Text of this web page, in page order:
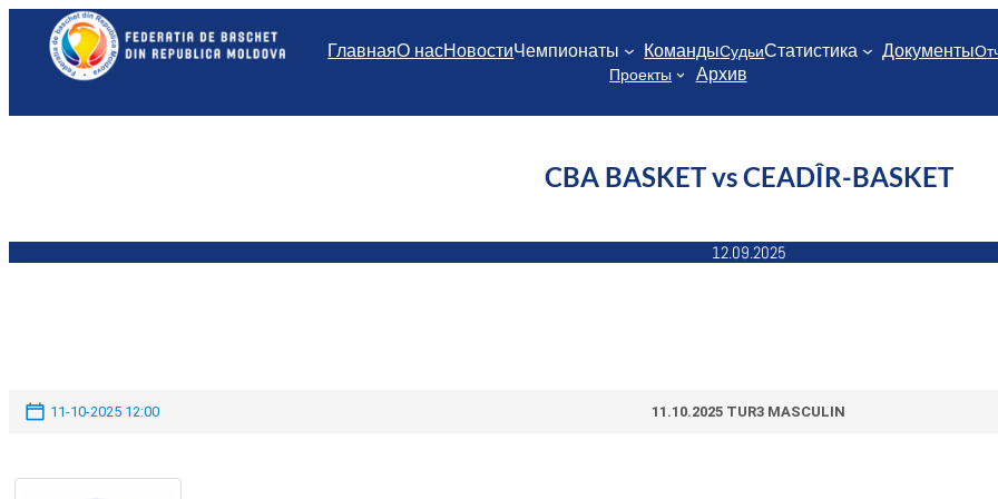
Перейти
содержимому
ГлавнаяО насНовостиЧемпионаты КомандыСудьиСтатистика Документы
Проекты
Архив
CBA BASKET vs CEADÎR-BASKET
12.09.2025
11-10-2025 12:00 11.10.2025 TUR3 MASCULIN